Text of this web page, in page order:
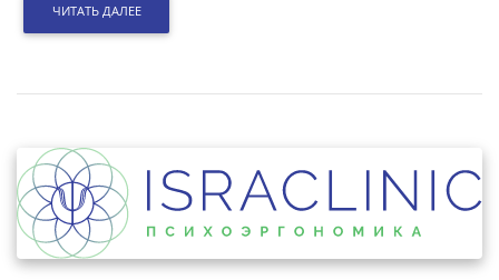
ЧИТАТЬ ДАЛЕЕ